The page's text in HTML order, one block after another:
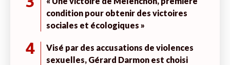
condition pour obtenir des victoires
sociales et écologiques »
4
Visé par des accusations de violences
sexuelles, Gérard Darmon est choisi